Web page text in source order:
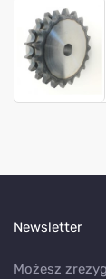
Newsletter
Możesz